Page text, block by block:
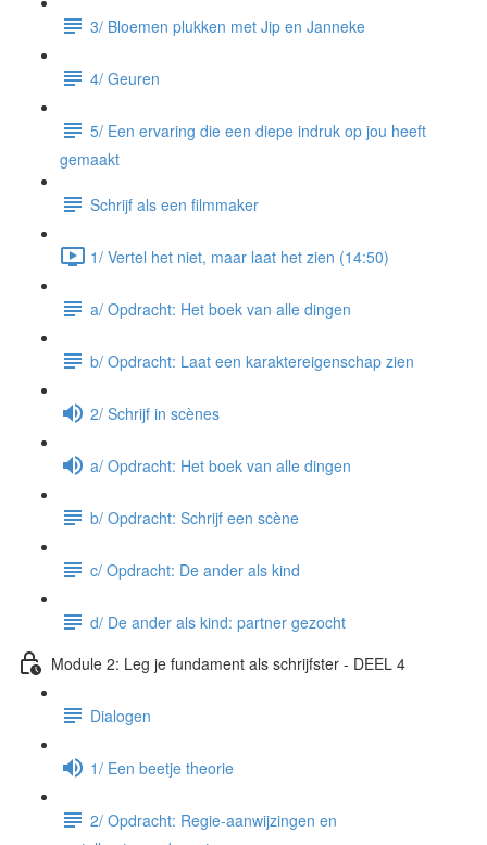
3/ Bloemen plukken met Jip en Janneke
4/ Geuren
5/ Een ervaring die een diepe indruk op jou heeft
gemaakt
Schrijf als een filmmaker
1/ Vertel het niet, maar laat het zien (14:50)
a/ Opdracht: Het boek van alle dingen
b/ Opdracht: Laat een karaktereigenschap zien
2/ Schrijf in scènes
a/ Opdracht: Het boek van alle dingen
b/ Opdracht: Schrijf een scène
c/ Opdracht: De ander als kind
d/ De ander als kind: partner gezocht
Module 2: Leg je fundament als schrijfster - DEEL 4
Dialogen
1/ Een beetje theorie
2/ Opdracht: Regie-aanwijzingen en